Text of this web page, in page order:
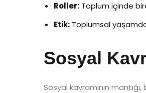
Roller: Toplum içinde
Etik: Toplumsal
Sosyal
Sosyal kavramının